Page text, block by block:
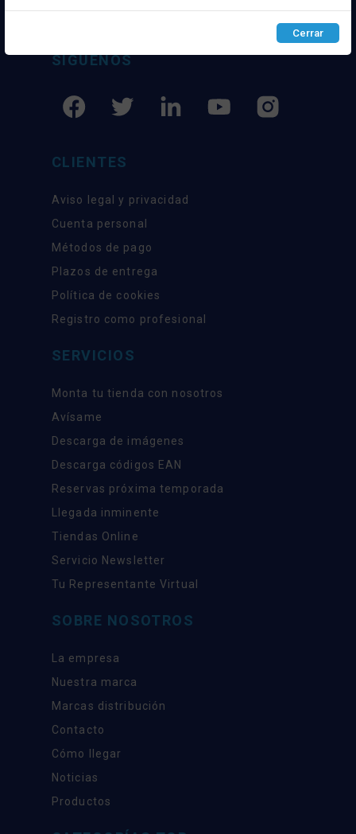
experiencia como proveedor de los mejores
SÍGUENOS
CLIENTES
Aviso legal y privacidad
Cuenta personal
Métodos de pago
Plazos de entrega
Política de cookies
Registro como profesional
SERVICIOS
Monta tu tienda con nosotros
Avísame
Descarga de imágenes
Descarga códigos EAN
Reservas próxima temporada
Llegada inminente
Tiendas Online
Servicio Newsletter
Tu Representante Virtual
SOBRE NOSOTROS
La empresa
Nuestra marca
Marcas distribución
Contacto
Cómo llegar
Noticias
Productos
Configurar Rechazar ACEPTAR
Cerrar